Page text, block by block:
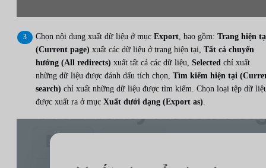
Chọn nội dung xuất dữ liệu ở mục Export , bao gồm: Trang hiện
(Current page) xuất các dữ liệu ở trang hiện tại, Tất cả chuyển
hướng (All redirects) xuất tất cả các dữ liệu, Selected chỉ xuất
những dữ liệu được đánh dấu tích chọn, Tìm kiếm hiện tại
search) chỉ xuất những dữ liệu được tìm kiếm. Chọn loại tệp dữ
được xuất ra ở mục Xuất dưới dạng (Export as)